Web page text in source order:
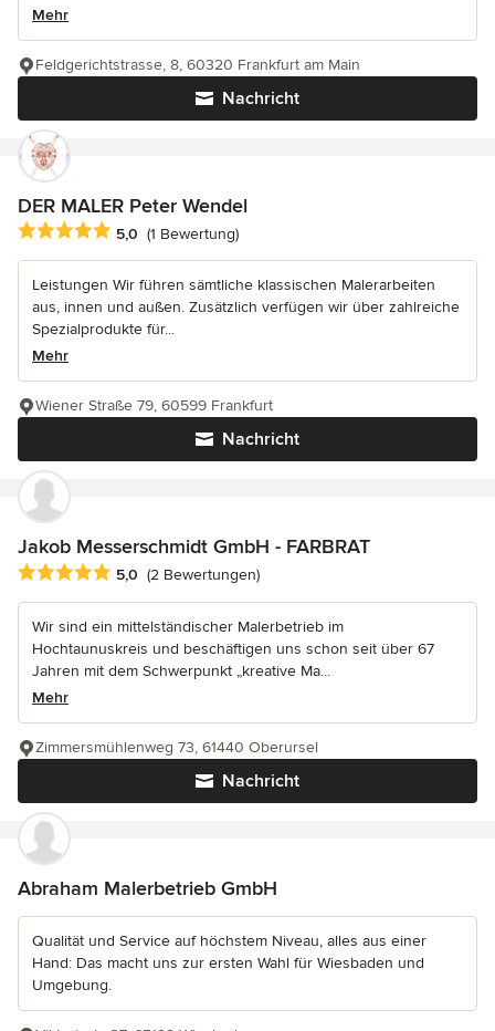
Mehr
Nachricht
Feldgerichtstrasse, 8, 60320 Frankfurt am Main
DER MALER Peter Wendel
Durchschnittliche Bewertung: 5 von 5 Sternen
5,0 (1 Bewertung)
Leistungen Wir führen sämtliche klassischen Malerarbeiten
aus, innen und außen. Zusätzlich verfügen wir über zahlreiche
Spezialprodukte für...
Mehr
Nachricht
Wiener Straße 79, 60599 Frankfurt
Jakob Messerschmidt GmbH - FARBRAT
Durchschnittliche Bewertung: 5 von 5 Sternen
5,0 (2 Bewertungen)
Wir sind ein mittelständischer Malerbetrieb im
Hochtaunuskreis und beschäftigen uns schon seit über 67
Jahren mit dem Schwerpunkt „kreative Ma...
Mehr
Nachricht
Zimmersmühlenweg 73, 61440 Oberursel
Abraham Malerbetrieb GmbH
Qualität und Service auf höchstem Niveau, alles aus einer
Hand: Das macht uns zur ersten Wahl für Wiesbaden und
Umgebung.